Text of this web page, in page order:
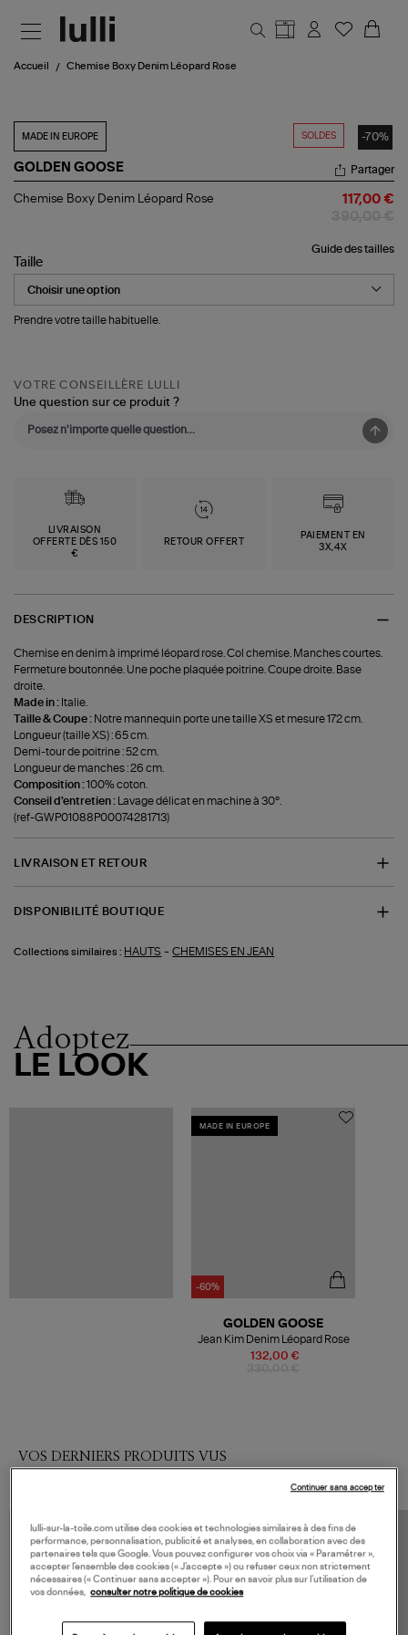
Accueil Chemise Boxy Denim Léopard Rose
SOLDES -70%
MADE IN EUROPE
GOLDEN GOOSE
Chemise
Rose
Partager
Chemise Boxy Denim Léopard Rose 117,00 €
Guide des tailles
Taille
Prendre votre taille habituelle.
VOTRE CONSEILLÈRE LULLI
Une question sur ce produit ?
LIVRAISON
OFFERTE DÈS 150
€
RETOUR OFFERT
PAIEMENT EN
3X,4X
DESCRIPTION
Chemise en denim à imprimé léopard rose. Col chemise. Manches courtes.
Fermeture boutonnée. Une poche plaquée poitrine. Coupe droite. Base
droite.
Made in : Italie.
Taille & Coupe : Notre mannequin porte une taille XS et mesure 172 cm.
Longueur (taille XS) : 65 cm.
Demi-tour de poitrine : 52 cm.
Longueur de manches : 26 cm.
Composition :100% coton.
Conseil d'entretien :
Lavage délicat en machine à 30°.
(ref-GWP01088P00074281713)
LIVRAISON ET RETOUR
DISPONIBILITÉ BOUTIQUE
Collections similaires : HAUTS -CHEMISES EN JEAN
Adoptez
LE LOOK
MADE IN EUROPE
-60%
132,00 €
GOLDEN GOOSE
Jean Kim Denim Léopard Rose
VOS DERNIERS PRODUITS VUS
lulli-sur-la-toile.com utilise des cookies et technologies similaires à des fins de
performance, personnalisation, publicité et analyses, en collaboration avec des
partenaires tels que Google. Vous pouvez configurer vos choix via « Paramétrer »,
accepter l’ensemble des cookies (« J’accepte ») ou refuser ceux non strictement
nécessaires (« Continuer sans accepter »). Pour en savoir plus sur l’utilisation de
vos données, consulter notre politique de cookies
Continuer sans accepter